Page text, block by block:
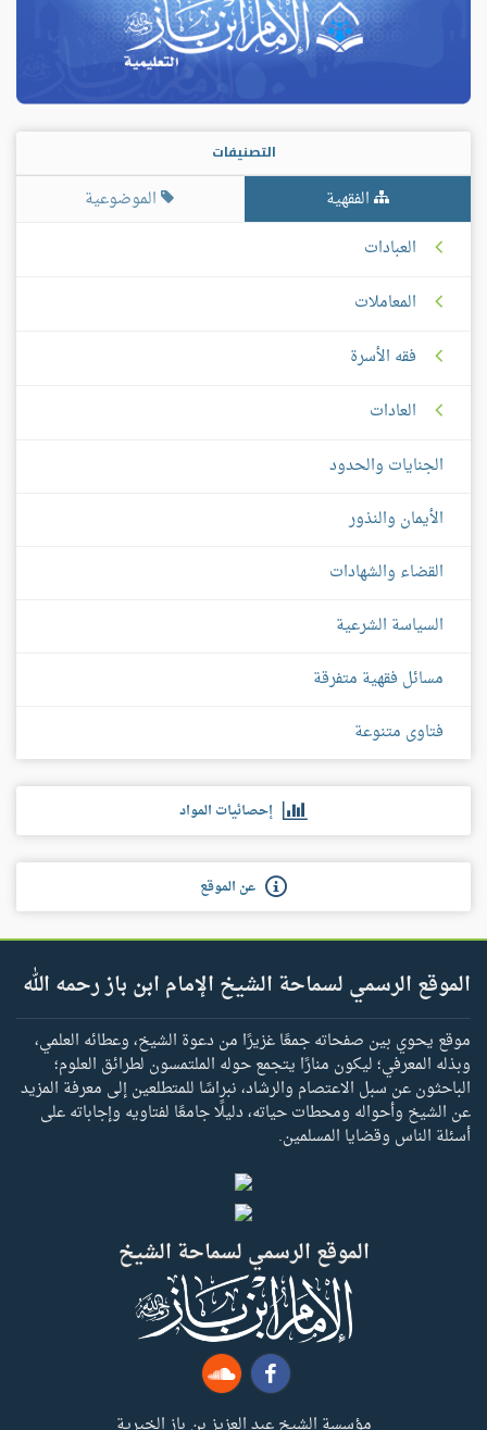
التصنيفات
الفقهية
الموضوعية
العبادات
المعاملات
فقه الأسرة
العادات
الجنايات والحدود
الأيمان والنذور
القضاء والشهادات
السياسة الشرعية
مسائل فقهية متفرقة
فتاوى متنوعة
إحصائيات المواد
عن الموقع
الموقع الرسمي لسماحة الشيخ الإمام ابن باز رحمه الله
موقع يحوي بين صفحاته جمعًا غزيرًا من دعوة الشيخ، وعطائه العلمي،
وبذله المعرفي؛ ليكون منارًا يتجمع حوله الملتمسون لطرائق العلوم؛
الباحثون عن سبل الاعتصام والرشاد، نبراسًا للمتطلعين إلى معرفة المزيد
عن الشيخ وأحواله ومحطات حياته، دليلًا جامعًا لفتاويه وإجاباته على
أسئلة الناس وقضايا المسلمين.
الموقع الرسمي لسماحة الشيخ